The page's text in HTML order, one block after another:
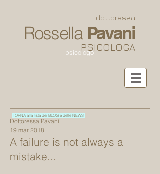
dottoressa
Rossella Pavani
psicologoPSICOLOGA
A failure is not always a
mistake...
Dottoressa Pavani
19 mar 2018
TORNA alla lista dei BLOG e delle NEWS